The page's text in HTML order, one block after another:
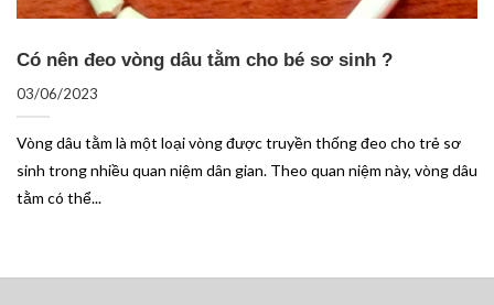
Có nên đeo vòng dâu tằm cho bé sơ sinh ?
03/06/2023
Vòng dâu tằm là một loại vòng được truyền thống đeo cho trẻ sơ
sinh trong nhiều quan niệm dân gian. Theo quan niệm này, vòng dâu
tằm có thể...